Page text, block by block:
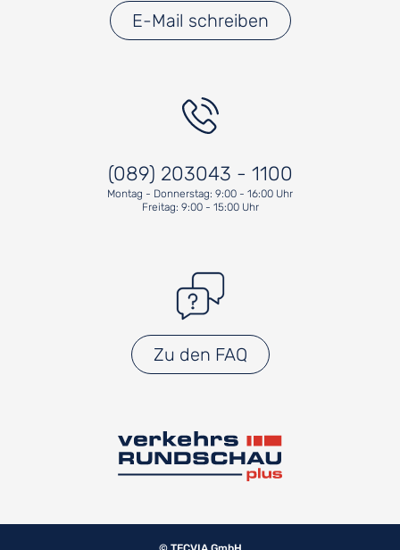
E-Mail schreiben
(089) 203043 - 1100
Montag - Donnerstag: 9:00 - 16:00 Uhr
Freitag: 9:00 - 15:00 Uhr
Zu den FAQ